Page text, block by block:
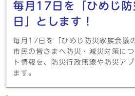
毎月17日を「ひめじ防
日」とします！
毎月17日を「ひめじ防災家族会議
市民の皆さまへ防災・減災対策に
ト情報を、防災行政無線や防災ア
ます。